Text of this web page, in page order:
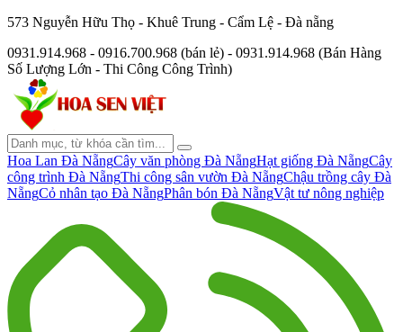
573 Nguyễn Hữu Thọ - Khuê Trung - Cẩm Lệ - Đà nẵng
0931.914.968 - 0916.700.968 (bán lẻ) - 0931.914.968 (Bán Hàng
Số Lượng Lớn - Thi Công Công Trình)
Hoa Lan Đà NẵngCây văn phòng Đà NẵngHạt giống Đà NẵngCây
công trình Đà NẵngThi công sân vườn Đà NẵngChậu trồng cây Đà
NẵngCỏ nhân tạo Đà NẵngPhân bón Đà NẵngVật tư nông nghiệp